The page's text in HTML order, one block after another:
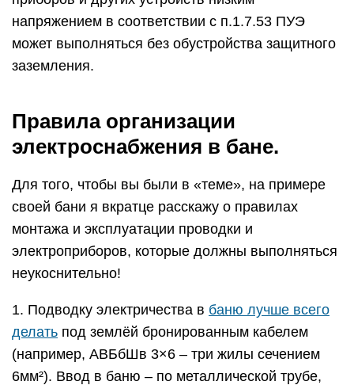
напряжением в соответствии с п.1.7.53 ПУЭ
может выполняться без обустройства защитного
заземления.
Правила организации
электроснабжения в бане.
Для того, чтобы вы были в «теме», на примере
своей бани я вкратце расскажу о правилах
монтажа и эксплуатации проводки и
электроприборов, которые должны выполняться
неукоснительно!
1. Подводку электричества в баню лучше всего
делать под землёй бронированным кабелем
(например, АВБбШв 3×6 – три жилы сечением
6мм²). Ввод в баню – по металлической трубе,